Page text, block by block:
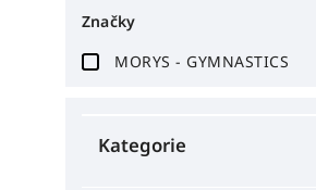
Značky
MORYS - GYMNASTICS
Kategorie